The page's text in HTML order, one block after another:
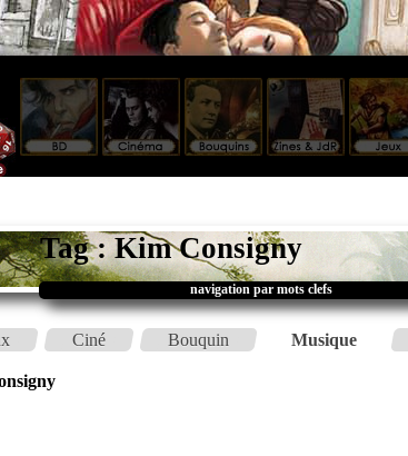
Tag : Kim Consigny
navigation par mots clefs
Ciné Bouquin Musique